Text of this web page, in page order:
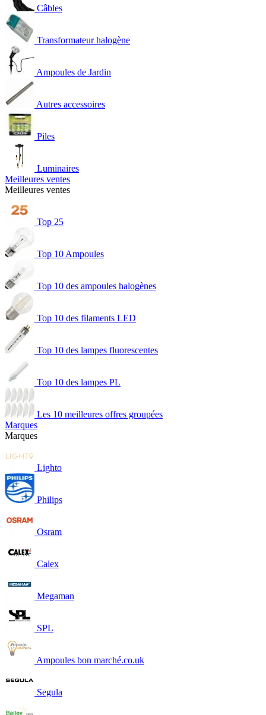
Câbles
Transformateur halogène
Ampoules de Jardin
Autres accessoires
Piles
Luminaires
Meilleures ventes
Meilleures ventes
Top 25
Top 10 Ampoules
Top 10 des ampoules halogènes
Top 10 des filaments LED
Top 10 des lampes fluorescentes
Top 10 des lampes PL
Les 10 meilleures offres groupées
Marques
Marques
Lighto
Philips
Osram
Calex
Megaman
SPL
Ampoules bon marché.co.uk
Segula